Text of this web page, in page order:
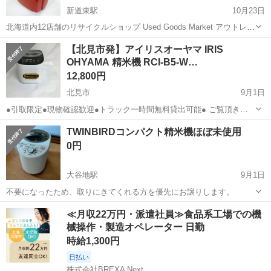
新道東駅
10月23日
北海道内12店舗のリサイクルショップ Used Goods Market アウトレッ
トモノハウス新道東店です。 ---------------------------------------------------...
北海道 札幌市 新道東駅 キッチン家電
【北見市発】アイリスオーヤマ IRIS
OHYAMA 精米機 RCI-B5-W…
12,800円
北見市
9月1日
●引取限定●現物確認歓迎●トラック一時間無料貸出可能● ご覧頂きあ
りがとうございます。 こちらの品物は、中古品です。 事前にご相談頂
ければ、店頭にて現物確認可能です。 また、トラック一時間無料貸
出...
北海道 北見市 サイト
TWINBIRDコンパクト精米機ほぼ未使用
0円
大谷地駅
9月1日
不要になったため、取りにきてくれる方を優先にお譲りします。
北海道 札幌市 大谷地駅 キッチン家電 TWINBIRD
≪月収22万円・派遣社員≫食品系工場での機
械操作・製造オペレーター 日勤
時給1,300円
日払い